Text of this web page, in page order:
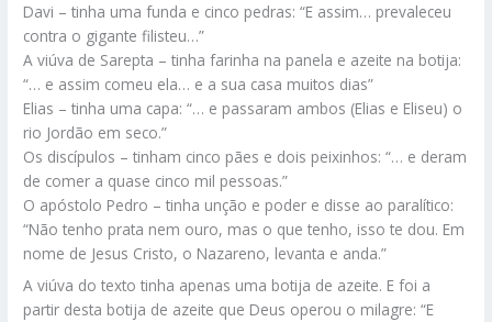
Davi – tinha uma funda e cinco pedras: “E assim… prevaleceu
contra o gigante filisteu…”
A viúva de Sarepta – tinha farinha na panela e azeite na botija:
“… e assim comeu ela… e a sua casa muitos dias”
Elias – tinha uma capa: “… e passaram ambos (Elias e Eliseu) o
rio Jordão em seco.”
Os discípulos – tinham cinco pães e dois peixinhos: “… e deram
de comer a quase cinco mil pessoas.”
O apóstolo Pedro – tinha unção e poder e disse ao paralítico:
“Não tenho prata nem ouro, mas o que tenho, isso te dou. Em
nome de Jesus Cristo, o Nazareno, levanta e anda.”
A viúva do texto tinha apenas uma botija de azeite. E foi a
partir desta botija de azeite que Deus operou o milagre: “E